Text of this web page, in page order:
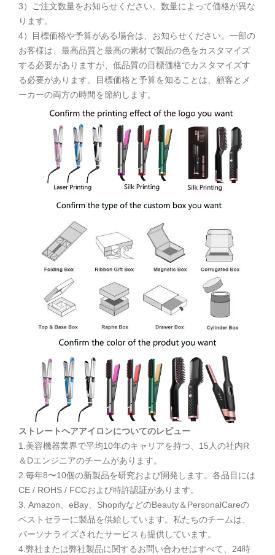
3）ご注文数量をお知らせください。数量によって価格が異な
ります。
4）目標価格や予算がある場合は、お知らせください。一部の
お客様は、最高品質と最高の素材で製品の色をカスタマイズ
する必要がありますが、低品質の目標価格でカスタマイズす
る必要があります。目標価格と予算を知ることは、顧客とメ
ーカーの両方の時間を節約します。
ストレートヘアアイロンについてのレビュー
1.美容機器業界で平均10年のキャリアを持つ、15人の社内R
＆Dエンジニアのチームがあります。
2.毎年8〜10個の新製品を研究および開発します。各品目には
CE / ROHS / FCCおよび特許認証があります。
3. Amazon、eBay、ShopifyなどのBeauty＆PersonalCareの
ベストセラーに製品を供給しています。私たちのチームは、
パーソナライズされたサービスも提供しています。
4.弊社または弊社製品に関するお問い合わせはすべて、24時